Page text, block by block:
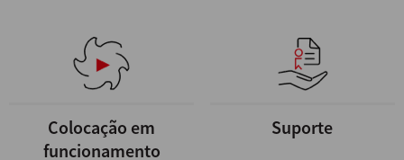
Colocação em
funcionamento
Suporte